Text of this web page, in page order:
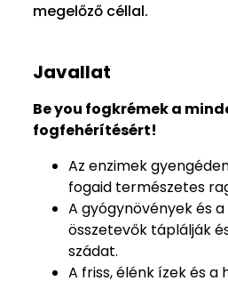
megelőző céllal.
Javallat
Be you fogkrémek a
fogfehérítésért!
Az enzimek
fogaid természetes
A gyógynövények és
összetevők táplálják
szádat.
A friss, élénk ízek és a